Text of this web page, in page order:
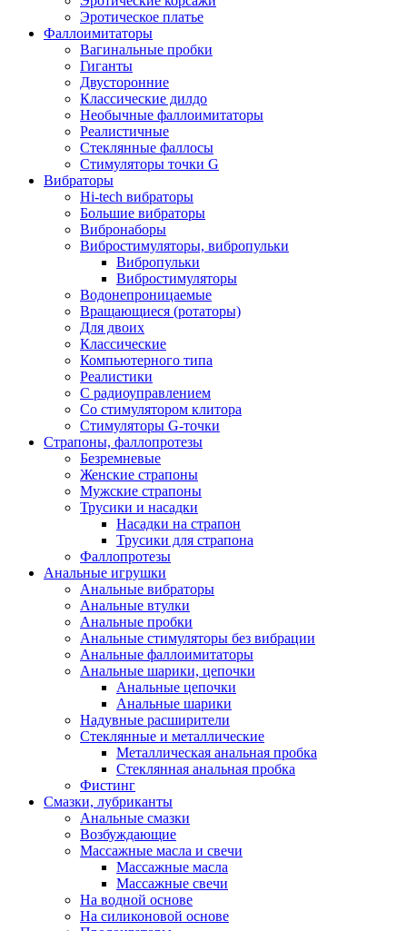
Эротическое платье
Фаллоимитаторы
Вагинальные пробки
Гиганты
Двусторонние
Классические дилдо
Необычные фаллоимитаторы
Реалистичные
Стеклянные фаллосы
Стимуляторы точки G
Вибраторы
Hi-tech вибраторы
Большие вибраторы
Вибронаборы
Вибростимуляторы, вибропульки
Вибропульки
Вибростимуляторы
Водонепроницаемые
Вращающиеся (ротаторы)
Для двоих
Классические
Компьютерного типа
Реалистики
С радиоуправлением
Со стимулятором клитора
Стимуляторы G-точки
Страпоны, фаллопротезы
Безремневые
Женские страпоны
Мужские страпоны
Трусики и насадки
Насадки на страпон
Трусики для страпона
Фаллопротезы
Анальные игрушки
Анальные вибраторы
Анальные втулки
Анальные пробки
Анальные стимуляторы без вибрации
Анальные фаллоимитаторы
Анальные шарики, цепочки
Анальные цепочки
Анальные шарики
Надувные расширители
Стеклянные и металлические
Металлическая анальная пробка
Стеклянная анальная пробка
Фистинг
Смазки, лубриканты
Анальные смазки
Возбуждающие
Массажные масла и свечи
Массажные масла
Массажные свечи
На водной основе
На силиконовой основе